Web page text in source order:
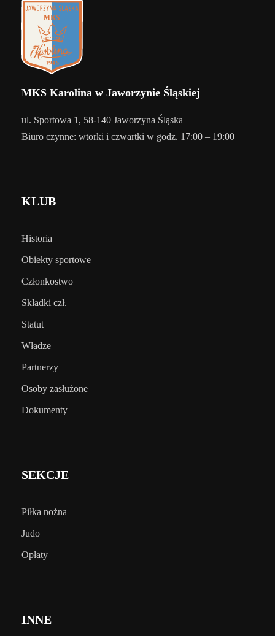
MKS Karolina w Jaworzynie Śląskiej
ul. Sportowa 1, 58-140 Jaworzyna Śląska
Biuro czynne: wtorki i czwartki w godz. 17:00 – 19:00
KLUB
Historia
Obiekty sportowe
Członkostwo
Składki czł.
Statut
Władze
Partnerzy
Osoby zasłużone
Dokumenty
SEKCJE
Piłka nożna
Judo
Opłaty
INNE